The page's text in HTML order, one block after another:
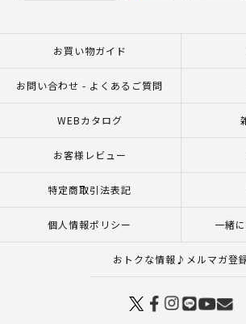
お買い物ガイド
お問い合わせ - よくあるご質問
WEBカタログ
お客様レビュー
特定商取引法表記
個人情報ポリシー 一緒
おトクな情報♪メルマガ登